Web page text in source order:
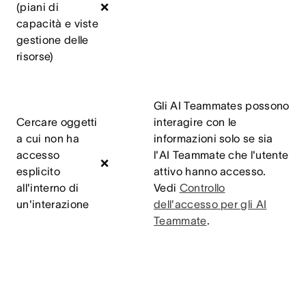
(piani di
capacità e viste
gestione delle
risorse)
❌
Cercare oggetti
a cui non ha
accesso
esplicito
all'interno di
un'interazione
❌
Gli AI Teammates possono
interagire con le
informazioni solo se sia
l'AI Teammate che l'utente
attivo hanno accesso.
Vedi Controllo
dell'accesso per gli AI
Teammate.